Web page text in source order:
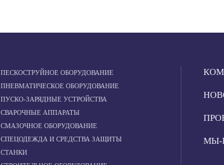
ПЕСКОСТРУЙНОЕ ОБОРУДОВАНИЕ
ПНЕВМАТИЧЕСКОЕ ОБОРУДОВАНИЕ
ПУСКО-ЗАРЯДНЫЕ УСТРОЙСТВА
СВАРОЧНЫЕ АППАРАТЫ
СМАЗОЧНОЕ ОБОРУДОВАНИЕ
СПЕЦОДЕЖДА И СРЕДСТВА ЗАЩИТЫ
СТАНКИ
МЫ-